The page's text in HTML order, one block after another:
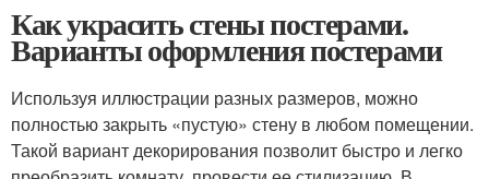
Как украсить стены постерами.
Варианты оформления постерами
Используя иллюстрации разных размеров, можно
полностью закрыть «пустую» стену в любом помещении.
Такой вариант декорирования позволит быстро и легко